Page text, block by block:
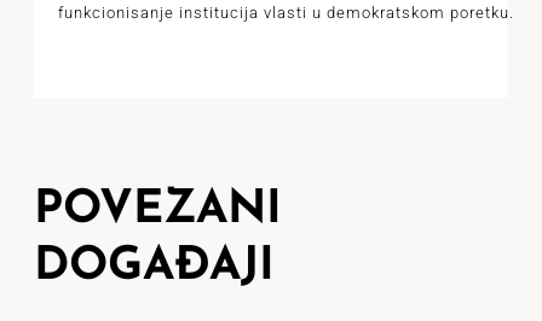
funkcionisanje institucija vlasti u demokratskom poretku.
POVEZANI
DOGAĐAJI